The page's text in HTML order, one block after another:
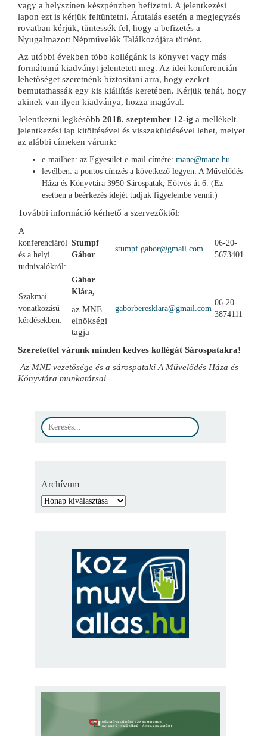
vagy a helyszínen készpénzben befizetni. A jelentkezési
lapon ezt is kérjük feltüntetni. Átutalás esetén a megjegyzés
rovatban kérjük, tüntessék fel, hogy a befizetés a
Nyugalmazott Népművelők Találkozójára történt.
Az utóbbi években több kollégánk is könyvet vagy más
formátumú kiadványt jelentetett meg. Az idei konferencián
lehetőséget szeretnénk biztosítani arra, hogy ezeket
bemutathassák egy kis kiállítás keretében. Kérjük tehát, hogy
akinek van ilyen kiadványa, hozza magával.
Jelentkezni legkésőbb 2018. szeptember 12-ig a mellékelt
jelentkezési lap kitöltésével és visszaküldésével lehet, melyet
az alábbi címeken várunk:
e-mailben: az Egyesület e-mail címére: mane@mane.hu
levélben: a pontos címzés a következő legyen: A Művelődés
Háza és Könyvtára 3950 Sárospatak, Eötvös út 6. (Ez
esetben a beérkezés idejét tudjuk figyelembe venni.)
További információ kérhető a szervezőktől:
A
konferenciáról
és a helyi
tudnivalókról:
Stumpf
Gábor
stumpf.gabor@gmail.com
06-20-
5673401
Szakmai
vonatkozású
kérdésekben:
Gábor
Klára,
az MNE
elnökségi
tagja
gaborberesklara@gmail.com
06-20-
3874111
Szeretettel várunk minden kedves kollégát Sárospatakra!
Az MNE vezetősége és a sárospataki A Művelődés Háza és
Könyvtára munkatársai
Archívum